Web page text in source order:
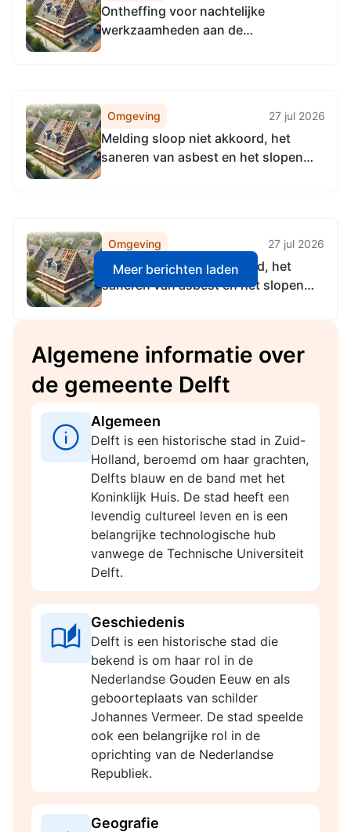
Ontheffing voor nachtelijke
werkzaamheden aan de
19:00 uur tot en met vrijdagochtend
28 augustus 2026 07:00 uur in
Midden-Delfland
Omgeving 27 jul 2026
Melding sloop niet akkoord, het
saneren van asbest en het slopen
Omgeving 27 jul 2026
Melding sloop niet akkoord, het
saneren van asbest en het slopen
2614GE Delft
Meer berichten laden
Algemene informatie over
de gemeente Delft
Algemeen
Delft is een historische stad in Zuid-
Holland, beroemd om haar grachten,
Delfts blauw en de band met het
Koninklijk Huis. De stad heeft een
levendig cultureel leven en is een
belangrijke technologische hub
vanwege de Technische Universiteit
Delft.
Geschiedenis
Delft is een historische stad die
bekend is om haar rol in de
Nederlandse Gouden Eeuw en als
geboorteplaats van schilder
Johannes Vermeer. De stad speelde
ook een belangrijke rol in de
oprichting van de Nederlandse
Republiek.
Geografie